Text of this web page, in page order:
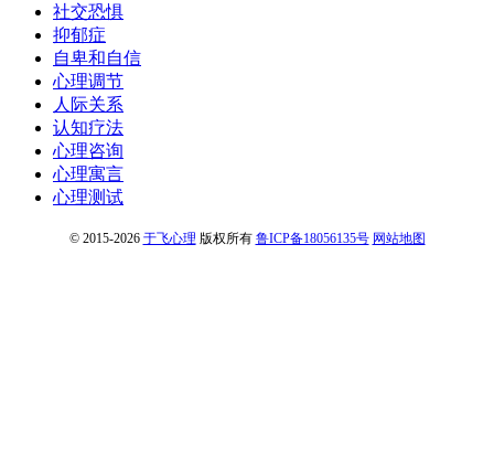
社交恐惧
抑郁症
自卑和自信
心理调节
人际关系
认知疗法
心理咨询
心理寓言
心理测试
© 2015-2026 于飞心理 版权所有 鲁ICP备18056135号 网站地图